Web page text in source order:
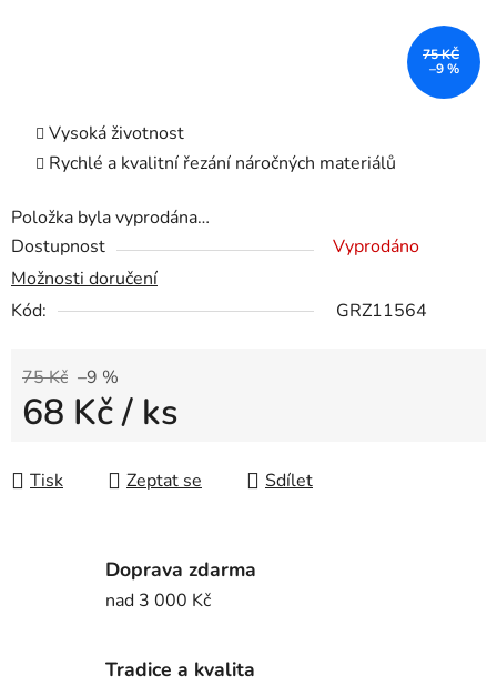
Vysoká životnost
Rychlé a kvalitní řezání náročných materiálů
Položka byla vyprodána…
Dostupnost
Vyprodáno
Možnosti doručení
Kód:
GRZ11564
75 Kč –9 %
68 Kč/ ks
Tisk
Zeptat se Sdílet
75 KČ
–9 %
Doprava zdarma
nad 3 000 Kč
Tradice a kvalita